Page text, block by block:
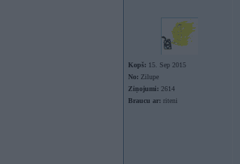
Kopš: 15. Sep 2015
No: Zilupe
Ziņojumi: 2614
Braucu ar: riteni